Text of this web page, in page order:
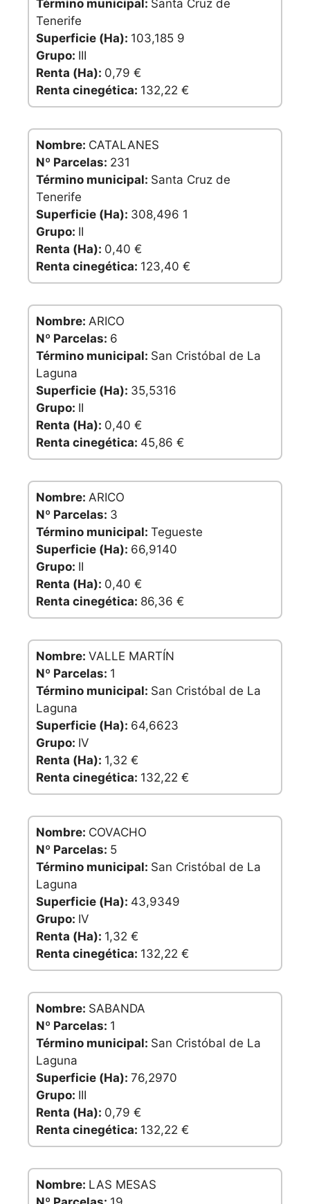
Término municipal: Santa Cruz de
Tenerife
Superficie (Ha): 103,185 9
Grupo: III
Renta (Ha): 0,79 €
Renta cinegética: 132,22 €
Nombre: CATALANES
Nº Parcelas: 231
Término municipal: Santa Cruz de
Tenerife
Superficie (Ha): 308,496 1
Grupo: II
Renta (Ha): 0,40 €
Renta cinegética: 123,40 €
Nombre: ARICO
Nº Parcelas: 6
Término municipal: San Cristóbal de La
Laguna
Superficie (Ha): 35,5316
Grupo: II
Renta (Ha): 0,40 €
Renta cinegética: 45,86 €
Nombre: ARICO
Nº Parcelas: 3
Término municipal: Tegueste
Superficie (Ha): 66,9140
Grupo: II
Renta (Ha): 0,40 €
Renta cinegética: 86,36 €
Nombre: VALLE MARTÍN
Nº Parcelas: 1
Término municipal: San Cristóbal de La
Laguna
Superficie (Ha): 64,6623
Grupo: IV
Renta (Ha): 1,32 €
Renta cinegética: 132,22 €
Nombre: COVACHO
Nº Parcelas: 5
Término municipal: San Cristóbal de La
Laguna
Superficie (Ha): 43,9349
Grupo: IV
Renta (Ha): 1,32 €
Renta cinegética: 132,22 €
Nombre: SABANDA
Nº Parcelas: 1
Término municipal: San Cristóbal de La
Laguna
Superficie (Ha): 76,2970
Grupo: III
Renta (Ha): 0,79 €
Renta cinegética: 132,22 €
Nombre: LAS MESAS